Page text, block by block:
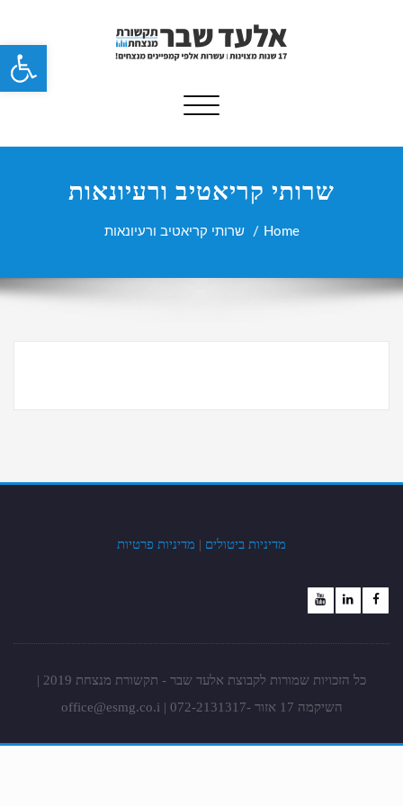
Toggle navigation
שרותי קריאטיב ורעיונאות
Home שרותי קריאטיב ורעיונאות
מדיניות ביטולים | מדיניות פרטיות
כל הזכויות שמורות לקבוצת אלעד שבר - תקשורת מנצחת 2019 |
השיקמה 17 אזור -072-2131317 |
office@esmg.co.i